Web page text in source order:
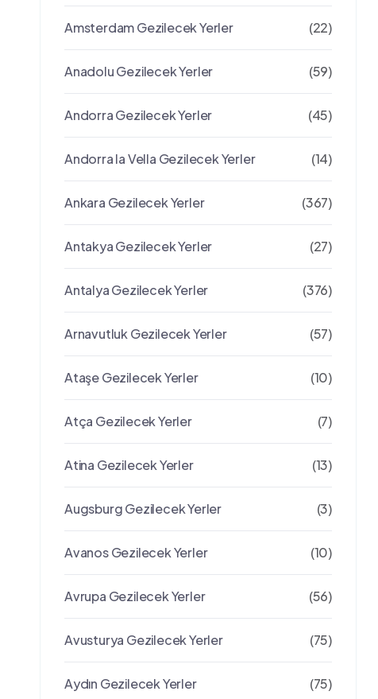
Amsterdam Gezilecek Yerler (22)
Anadolu Gezilecek Yerler (59)
Andorra Gezilecek Yerler (45)
Andorra la Vella Gezilecek Yerler (14)
Ankara Gezilecek Yerler (367)
Antakya Gezilecek Yerler (27)
Antalya Gezilecek Yerler (376)
Arnavutluk Gezilecek Yerler (57)
Ataşe Gezilecek Yerler (10)
Atça Gezilecek Yerler (7)
Atina Gezilecek Yerler (13)
Augsburg Gezilecek Yerler (3)
Avanos Gezilecek Yerler (10)
Avrupa Gezilecek Yerler (56)
Avusturya Gezilecek Yerler (75)
Aydın Gezilecek Yerler (75)